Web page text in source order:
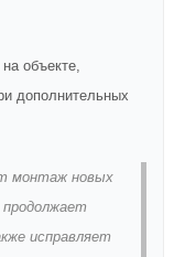
объекте,
дополнительных
монтаж новых
исправляет